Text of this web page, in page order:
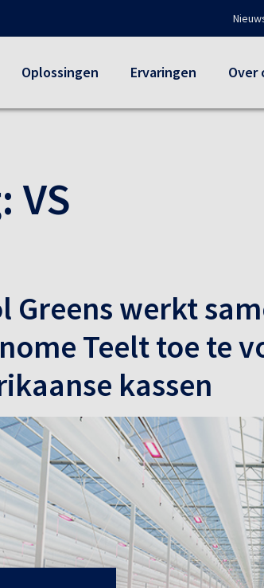
Oplossingen Ervaringen Over
VS
Greens werkt
Teelt toe te
kassen